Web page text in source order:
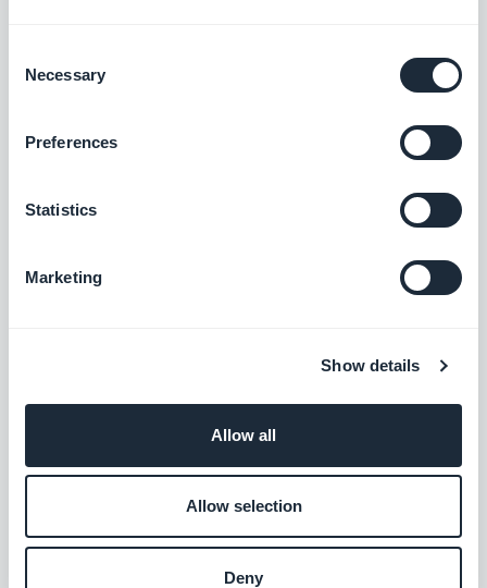
Selection
Necessary
Preferences
Statistics
Marketing
Show details
Allow all
Allow selection
Deny
Tilbyde en ny betalingsløsning for at vinde
Przelewy24
Tilbyde en ny betalingsløsning for at vinde